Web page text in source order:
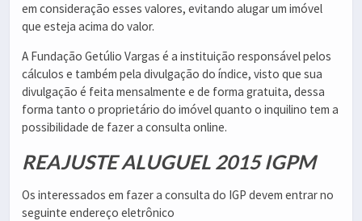
em consideração esses valores, evitando alugar um imóvel
que esteja acima do valor.
A Fundação Getúlio Vargas é a instituição responsável pelos
cálculos e também pela divulgação do índice, visto que sua
divulgação é feita mensalmente e de forma gratuita, dessa
forma tanto o proprietário do imóvel quanto o inquilino tem a
possibilidade de fazer a consulta online.
REAJUSTE ALUGUEL 2015 IGPM
Os interessados em fazer a consulta do IGP devem entrar no
seguinte endereço eletrônico